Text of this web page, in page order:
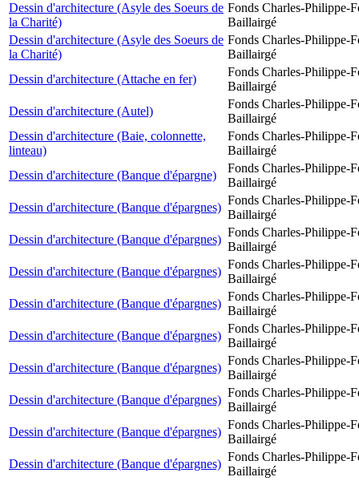
Dessin d'architecture (Asyle des Soeurs de
la Charité)
Fonds Charles-Philippe-
Baillairgé
Dessin d'architecture (Asyle des Soeurs de
la Charité)
Fonds Charles-Philippe-
Baillairgé
Dessin d'architecture (Attache en fer)
Fonds Charles-Philippe-
Baillairgé
Dessin d'architecture (Autel)
Fonds Charles-Philippe-
Baillairgé
Dessin d'architecture (Baie, colonnette,
linteau)
Fonds Charles-Philippe-
Baillairgé
Dessin d'architecture (Banque d'épargne)
Fonds Charles-Philippe-
Baillairgé
Dessin d'architecture (Banque d'épargnes)
Fonds Charles-Philippe-
Baillairgé
Dessin d'architecture (Banque d'épargnes)
Fonds Charles-Philippe-
Baillairgé
Dessin d'architecture (Banque d'épargnes)
Fonds Charles-Philippe-
Baillairgé
Dessin d'architecture (Banque d'épargnes)
Fonds Charles-Philippe-
Baillairgé
Dessin d'architecture (Banque d'épargnes)
Fonds Charles-Philippe-
Baillairgé
Dessin d'architecture (Banque d'épargnes)
Fonds Charles-Philippe-
Baillairgé
Dessin d'architecture (Banque d'épargnes)
Fonds Charles-Philippe-
Baillairgé
Dessin d'architecture (Banque d'épargnes)
Fonds Charles-Philippe-
Baillairgé
Dessin d'architecture (Banque d'épargnes)
Fonds Charles-Philippe-
Baillairgé